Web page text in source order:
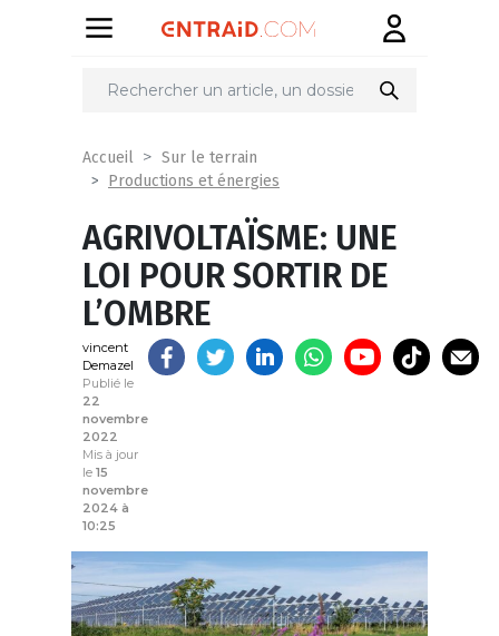
Partager
Accueil
Sur le terrain
Productions et énergies
AGRIVOLTAÏSME: UNE
LOI POUR SORTIR DE
L’OMBRE
vincent
Demazel
Publié le
22
novembre
2022
Mis à jour
le 15
novembre
2024 à
10:25